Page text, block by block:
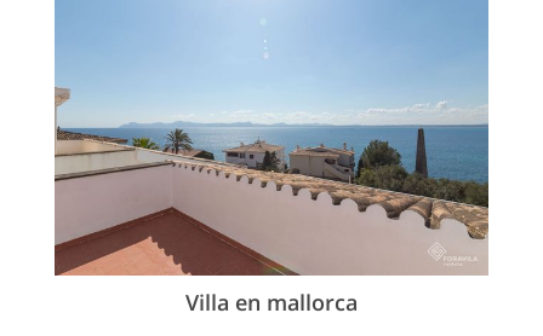
Villa en mallorca